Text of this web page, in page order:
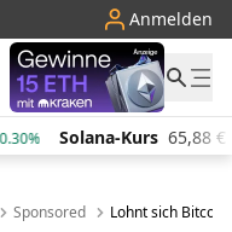
Anmelden
65,88 € -1.80% TRON-Kurs
Sponsored Lohnt sich